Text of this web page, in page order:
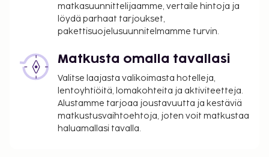
Kansallisten määräysten vuoksi käteismaksut
eivät voi ylittää 1000 EUR:n suuruista summaa
ottamalla yhteyttä majoituspaikkaan
varausvahvistuksessa olevien tietojen avulla.
Hotelli varaa oikeuden kieltäytyä
tietyntyyppisistä ryhmä- tai juhlavarauksista,
mukaan lukien polttarijuhlat.
Kausiluontoinen uima-allas on käytettävissä
matkasuunnittelijaamme, vertaile hintoja ja
löydä parhaat tarjoukset,
pakettisuojelusuunnitelmamme turvin.
Matkusta omalla tavallasi
Valitse laajasta valikoimasta hotelleja,
lentoyhtiöitä, lomakohteita ja aktiviteetteja.
Alustamme tarjoaa joustavuutta ja kestäviä
matkustusvaihtoehtoja, joten voit matkustaa
haluamallasi tavalla.